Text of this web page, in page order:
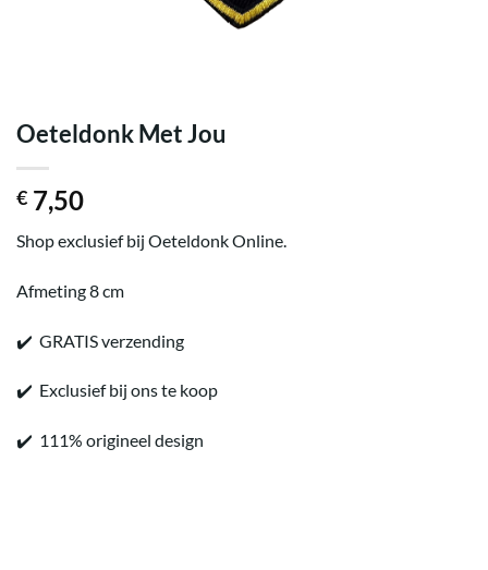
Oeteldonk Met Jou
€ 7,50
Shop exclusief bij Oeteldonk Online.
Afmeting 8 cm
✔️ GRATIS verzending
✔️ Exclusief bij ons te koop
✔️ 111% origineel design